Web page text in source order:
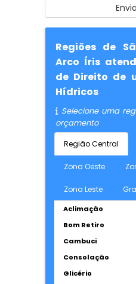
Regiões de
Arco Íris
de Direito de
Hídricos
Selecione uma
orçamento
Região Central
Zona Oeste
Zona Leste
Aclimação
Bom Retiro
Cambuci
Consolação
Glicério